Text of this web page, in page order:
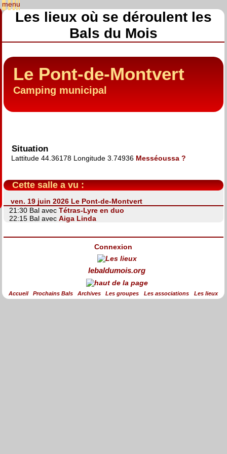
Les lieux où se déroulent les
Bals du Mois
Le Pont-de-Montvert
Camping municipal
Situation
Lattitude 44.36178 Longitude 3.74936 Messéoussa ?
Cette salle a vu :
ven. 19 juin 2026 Le Pont-de-Montvert
21:30 Bal avec Tétras-Lyre en duo
22:15 Bal avec Aiga Linda
Connexion
lebaldumois.org
Accueil Prochains Bals Archives Les groupes Les associations Les lieux